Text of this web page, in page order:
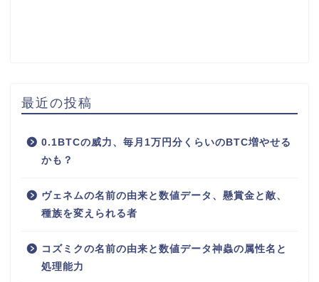
最近の投稿
0.1BTCの威力、毎月1万円分くらいのBTC増やせる
かも？
ヴェネムの名前の由来と数値データ、懸賞金と敵、
種族を変えられる者
コズミクの名前の由来と数値データ神蟲の属性名と
処理能力